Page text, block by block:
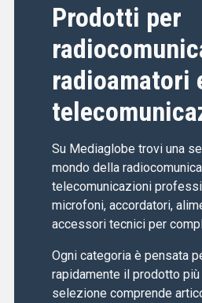
Prodotti per
radioamatori
Su Mediaglobe trovi una
mondo della
telecomunicazioni
microfoni, accordatori,
accessori tecnici per
Ogni categoria è pensata
rapidamente il prodotto
selezione comprende